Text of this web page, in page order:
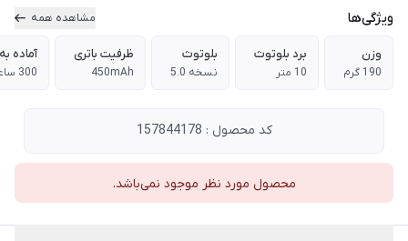
ویژگی‌ها مشاهده همه
وزن
190 گرم
برد بلوتوث
10 متر
بلوتوث
نسخه 5.0
ظرفیت باتری
450mAh
آماده
300 ساعت
کد محصول : 157844178
محصول مورد نظر موجود نمی‌باشد.